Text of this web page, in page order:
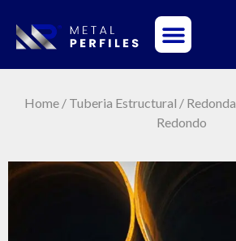
Home/ Tuberia Estructural / Redonda
Redondo